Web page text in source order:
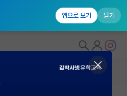
앱으로 보기 닫기